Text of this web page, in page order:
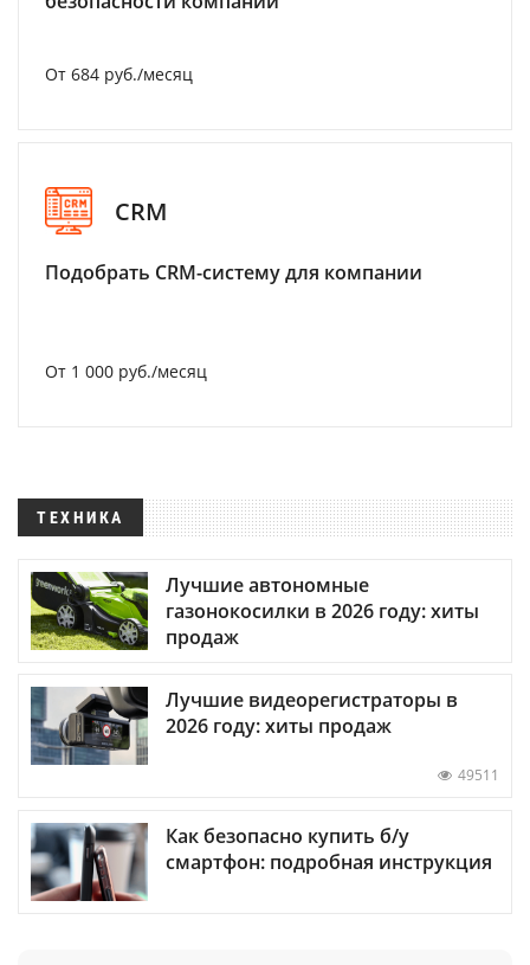
От 684 руб./месяц
CRM
Подобрать CRM-систему для компании
От 1 000 руб./месяц
ТЕХНИКА
Лучшие автономные
газонокосилки в 2026 году: хиты
продаж
Лучшие видеорегистраторы в
2026 году: хиты продаж
49511
Как безопасно купить б/у
смартфон: подробная инструкция